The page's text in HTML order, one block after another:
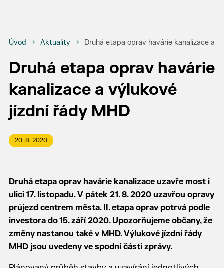
Úvod Aktuality Druhá etapa oprav havárie kanalizace a
Druhá etapa oprav havárie
kanalizace a výlukové
jízdní řády MHD
20. 8. 2020
Druhá etapa oprav havárie kanalizace uzavře most i
ulici 17. listopadu. V pátek 21. 8. 2020 uzavřou opravy
průjezd centrem města. II. etapa oprav potrvá podle
investora do 15. září 2020. Upozorňujeme občany, že
změny nastanou také v MHD. Výlukové jízdní řády
MHD jsou uvedeny ve spodní části zprávy.